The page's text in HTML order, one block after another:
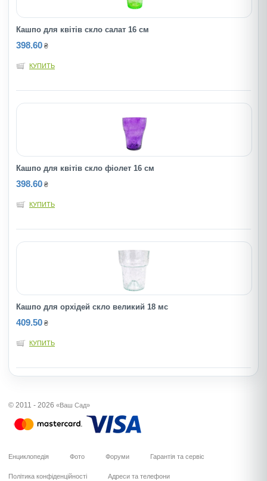
Кашпо для квітів скло салат 16 см
398.60 ₴
КУПИТЬ
Кашпо для квітів скло фіолет 16 см
398.60 ₴
КУПИТЬ
Кашпо для орхідей скло великий 18 мс
409.50 ₴
КУПИТЬ
© 2011 - 2026 «Ваш Сад»
Енциклопедія Фото Форуми Гарантія та сервіс
Політика конфіденційності Адреси та телефони